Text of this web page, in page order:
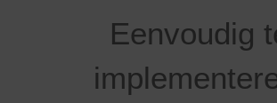
Eenvoudig